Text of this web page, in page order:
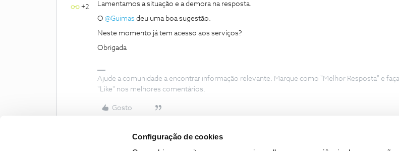
Configuração de cookies
+2 Lamentamos a situação e a demora na resposta.
O @Guimas deu uma boa sugestão.
Neste momento já tem acesso aos serviços?
Obrigada
Ajude a comunidade a encontrar informação relevante. Marque como "Melhor Resposta" e faça
"Like" nos melhores comentários.
Gosto